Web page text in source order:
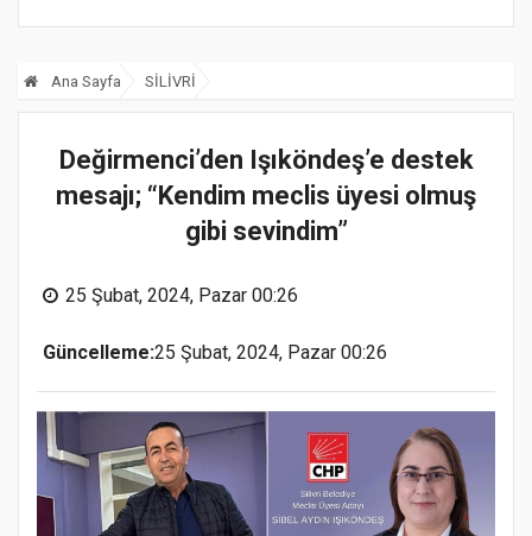
Ana Sayfa SİLİVRİ
Değirmenci’den Işıköndeş’e destek
mesajı; “Kendim meclis üyesi olmuş
gibi sevindim”
25 Şubat, 2024, Pazar 00:26
Güncelleme:25 Şubat, 2024, Pazar 00:26